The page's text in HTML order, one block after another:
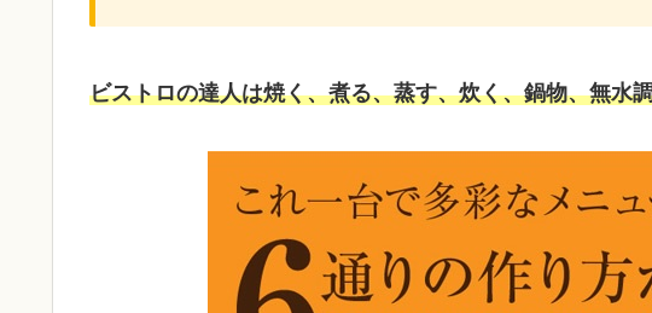
ビストロの達人は焼く、煮る、蒸す、炊く、鍋物、無水